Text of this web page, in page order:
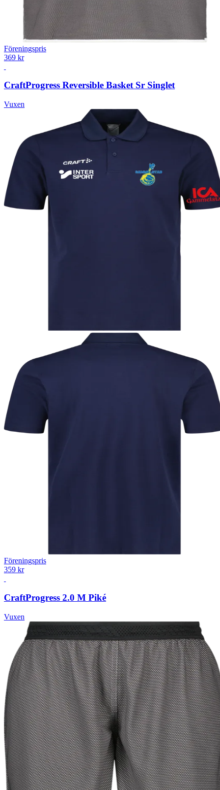
Föreningspris
369 kr
CraftProgress Reversible Basket Sr Singlet
Vuxen
Föreningspris
359 kr
CraftProgress 2.0 M Piké
Vuxen